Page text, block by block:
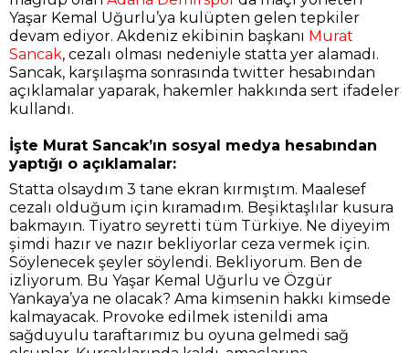
Yaşar Kemal Uğurlu’ya kulüpten gelen tepkiler
devam ediyor. Akdeniz ekibinin başkanı Murat
Sancak, cezalı olması nedeniyle statta yer alamadı.
Sancak, karşılaşma sonrasında twitter hesabından
açıklamalar yaparak, hakemler hakkında sert ifadeler
kullandı.
İşte Murat Sancak’ın sosyal medya hesabından
yaptığı o açıklamalar:
Statta olsaydım 3 tane ekran kırmıştım. Maalesef
cezalı olduğum için kıramadım. Beşiktaşlılar kusura
bakmayın. Tiyatro seyretti tüm Türkiye. Ne diyeyim
şimdi hazır ve nazır bekliyorlar ceza vermek için.
Söylenecek şeyler söylendi. Bekliyorum. Ben de
izliyorum. Bu Yaşar Kemal Uğurlu ve Özgür
Yankaya’ya ne olacak? Ama kimsenin hakkı kimsede
kalmayacak. Provoke edilmek istenildi ama
sağduyulu taraftarımız bu oyuna gelmedi sağ